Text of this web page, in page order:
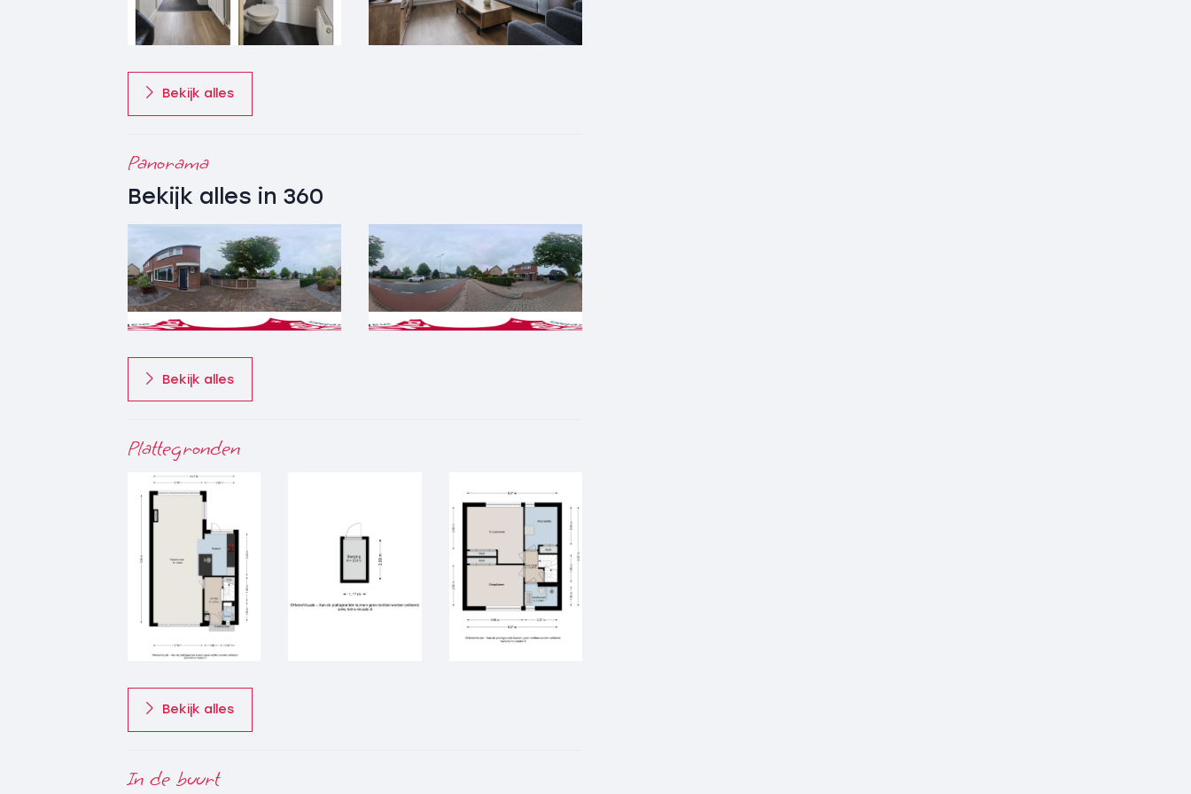
– 10 zonnepanelen (6 x 410 WattPiek en 4 x 400 WattPiek) met micro-
optimizers;
– Geheel voorzien van kunststof kozijnen;
– Uitbouw aan de achterzijde gerealiseerd in 2020;
– Volledig geïsoleerd;
– In overleg kan de woning (gedeeltelijk) gemeubileerd geleverd
Bekijk alles
Panorama
Bekijk alles in 360
Bekijk alles
Plattegronden
Bekijk alles
In de buurt